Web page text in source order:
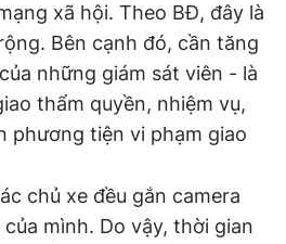
xã hội. Theo BĐ, đây là
Bên cạnh đó, cần tăng
những giám sát viên - là
thẩm quyền, nhiệm vụ,
phương tiện vi phạm giao
chủ xe đều gắn camera
mình. Do vậy, thời gian